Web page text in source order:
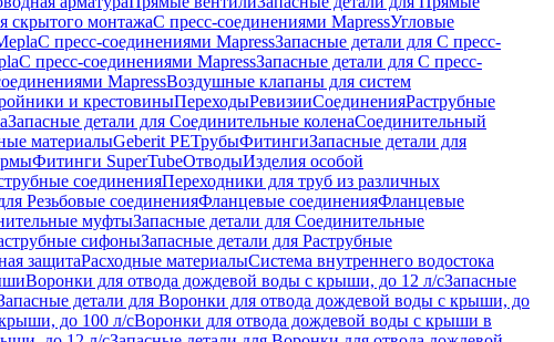
скрытого монтажаС пресс-соединениями MapressУгловые
С пресс-соединениями MapressЗапасные детали для С пресс-
С пресс-соединениями MapressЗапасные детали для С пресс-
MapressВоздушные клапаны для систем
и крестовиныПереходыРевизииСоединенияРаструбные
Запасные детали для Соединительные коленаСоединительный
материалыGeberit PEТрубыФитингиЗапасные детали для
Фитинги SuperTubeОтводыИзделия особой
соединенияПереходники для труб из различных
Резьбовые соединенияФланцевые соединенияФланцевые
муфтыЗапасные детали для Соединительные
сифоныЗапасные детали для Раструбные
защитаРасходные материалыСистема внутреннего водостока
Воронки для отвода дождевой воды с крыши, до 12 л/сЗапасные
детали для Воронки для отвода дождевой воды с крыши, до
до 100 л/сВоронки для отвода дождевой воды с крыши в